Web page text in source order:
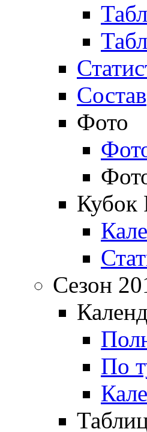
Состав
Фото
Кубок
Сезон
По